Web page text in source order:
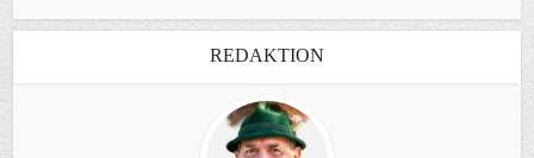
REDAKTION